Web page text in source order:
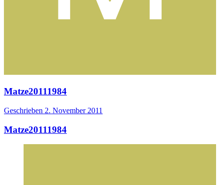
Matze20111984
Geschrieben 2. November 2011
Matze20111984